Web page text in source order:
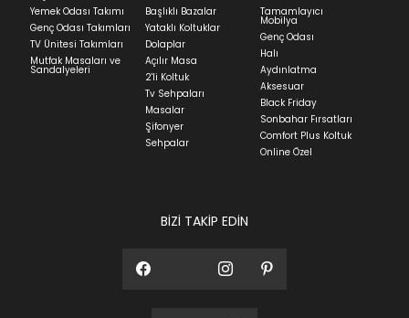
ve ürünün stok durumuna göre ortalama 5-24 iş
günüdür.
Panel ve Döşeme grubu ürün siparişlerinizin teslim
süresi yaşadığınız şehre ve ürünün stok durumuna
göre ortalama 30-45 iş günüdür.
Siparişlerim bölümünden sürecinizi takip edebilirsiniz.
Sıkça Sorulan Sorularbölümünü ziyaret
Yemek Odası Takımı
Genç Odası Takımları
TV Ünitesi Takımları
Mutfak Masaları ve
Sandalyeleri
Başlıklı Bazalar
Yataklı Koltuklar
Dolaplar
Açılır Masa
2'li Koltuk
Tv Sehpaları
Masalar
Şifonyer
Sehpalar
Tamamlayıcı
Mobilya
Genç Odası
Halı
Aydınlatma
Aksesuar
Black Friday
Sonbahar Fırsatları
Comfort Plus Koltuk
Online Özel
BİZİ TAKİP EDİN